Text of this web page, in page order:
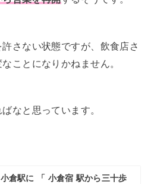
さない状態ですが、飲食店さ
ことになりかねません。
なと思っています。
小倉駅に 「 小倉宿 駅から三十歩